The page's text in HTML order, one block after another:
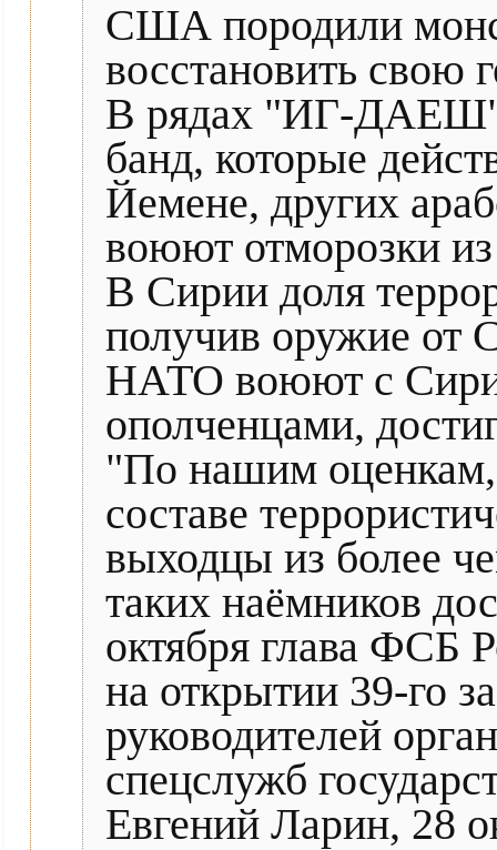
США породили
восстановить свою
В рядах "ИГ-ДАЕШ"
банд, которые
Йемене, других
воюют отморозки
В Сирии доля
получив оружие от
НАТО воюют с
ополченцами,
"По нашим оценкам,
составе
выходцы из более
таких наёмников
октября глава ФСБ
на открытии 39-го
руководителей
спецслужб
Евгений Ларин, 28